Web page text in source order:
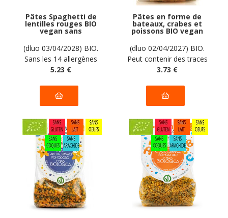
Pâtes Spaghetti de
lentilles rouges BIO
vegan sans
allergènes Your
Organic Nature : 250
grammes
(dluo 03/04/2028) BIO.
Sans les 14 allergènes
majeurs
5.23 €
Pâtes en forme de
bateaux, crabes et
poissons BIO vegan
sans gluten, sans
lait, sans oeufs, sans
coque, sans arachide
Pasta Natura : 250g
(dluo 02/04/2027) BIO.
Peut contenir des traces
de soja. Pas d'autres
fabricant
3.73 €